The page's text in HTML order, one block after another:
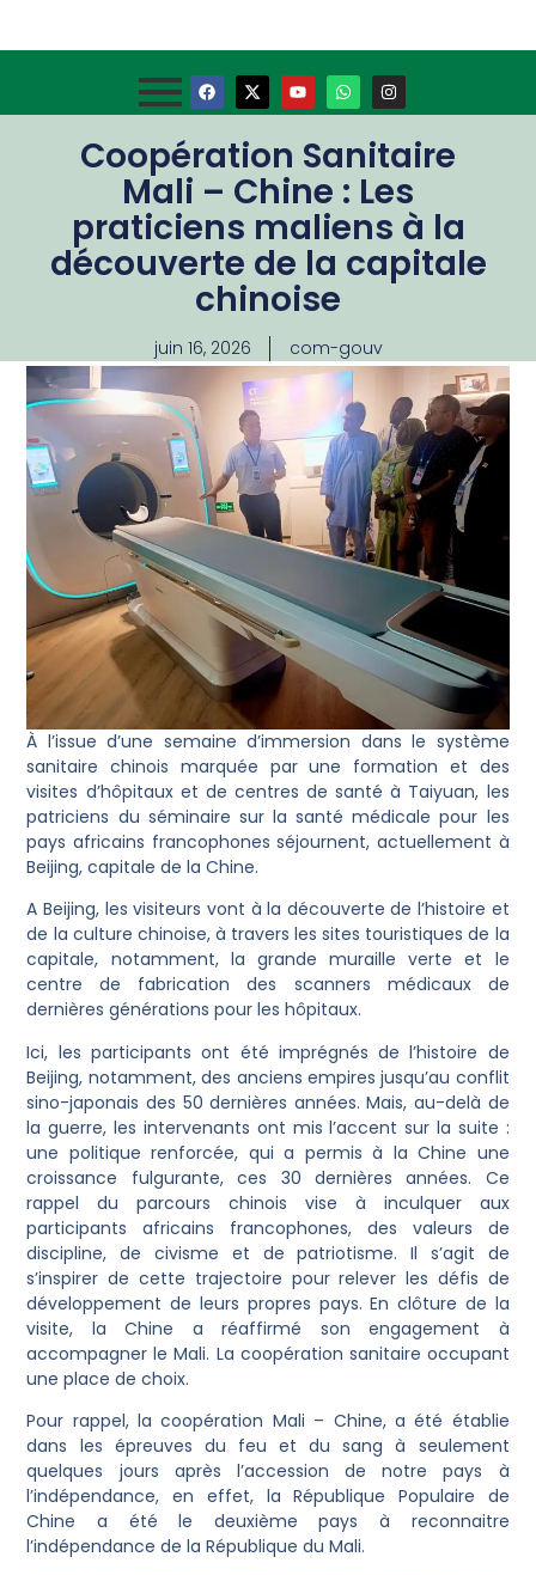
Coopération Sanitaire
Mali – Chine : Les
praticiens maliens à la
découverte de la capitale
chinoise
juin 16, 2026 com-gouv
À l’issue d’une semaine d’immersion dans le système
sanitaire chinois marquée par une formation et des
visites d’hôpitaux et de centres de santé à Taiyuan, les
patriciens du séminaire sur la santé médicale pour les
pays africains francophones séjournent, actuellement à
Beijing, capitale de la Chine.
A Beijing, les visiteurs vont à la découverte de l’histoire et
de la culture chinoise, à travers les sites touristiques de la
capitale, notamment, la grande muraille verte et le
centre de fabrication des scanners médicaux de
dernières générations pour les hôpitaux.
Ici, les participants ont été imprégnés de l’histoire de
Beijing, notamment, des anciens empires jusqu’au conflit
sino-japonais des 50 dernières années. Mais, au-delà de
la guerre, les intervenants ont mis l’accent sur la suite :
une politique renforcée, qui a permis à la Chine une
croissance fulgurante, ces 30 dernières années. Ce
rappel du parcours chinois vise à inculquer aux
participants africains francophones, des valeurs de
discipline, de civisme et de patriotisme. Il s’agit de
s’inspirer de cette trajectoire pour relever les défis de
développement de leurs propres pays. En clôture de la
visite, la Chine a réaffirmé son engagement à
accompagner le Mali. La coopération sanitaire occupant
une place de choix.
Pour rappel, la coopération Mali – Chine, a été établie
dans les épreuves du feu et du sang à seulement
quelques jours après l’accession de notre pays à
l’indépendance, en effet, la République Populaire de
Chine a été le deuxième pays à reconnaitre
l’indépendance de la République du Mali.